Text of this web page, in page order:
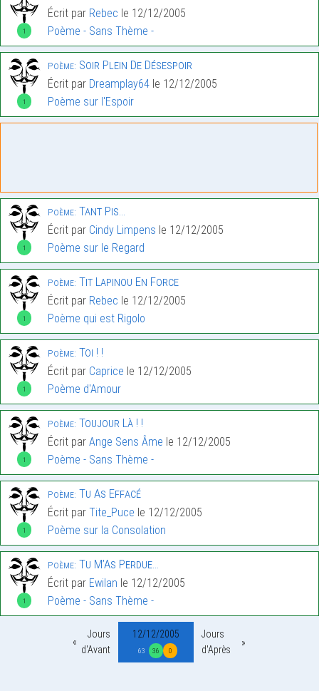
1
Écrit par Rebec le 12/12/2005
Poème - Sans Thème -
1
Poème: Soir Plein De Désespoir
Écrit par Dreamplay64 le 12/12/2005
Poème sur l'Espoir
1
Poème: Tant Pis…
Écrit par Cindy Limpens le 12/12/2005
Poème sur le Regard
1
Poème: Tit Lapinou En Force
Écrit par Rebec le 12/12/2005
Poème qui est Rigolo
1
Poème: Toi ! !
Écrit par Caprice le 12/12/2005
Poème d'Amour
1
Poème: Toujour Là ! !
Écrit par Ange Sens Âme le 12/12/2005
Poème - Sans Thème -
1
Poème: Tu As Effacé
Écrit par Tite_Puce le 12/12/2005
Poème sur la Consolation
1
Poème: Tu M’As Perdue…
Écrit par Ewilan le 12/12/2005
Poème - Sans Thème -
Jours
d'Avant
12/12/2005
63 36 0
Jours
d'Après